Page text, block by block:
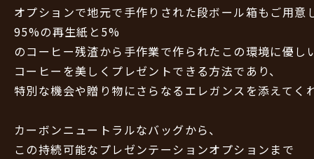
オプションで地元で手作りされた段ボール箱もご用意
95%の再生紙と5%
のコーヒー残渣から手作業で作られたこの環境に優し
コーヒーを美しくプレゼントできる方法であり、
特別な機会や贈り物にさらなるエレガンスを添えてく
カーボンニュートラルなバッグから、
この持続可能なプレゼンテーションオプションまで